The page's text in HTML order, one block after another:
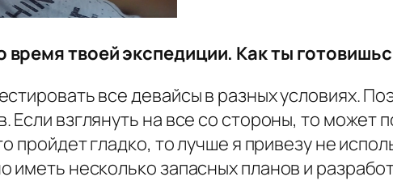
время твоей экспедиции. Как ты
все девайсы в разных условиях.
Если взглянуть на все со стороны, то может
пройдет гладко, то лучше я привезу не
несколько запасных планов и